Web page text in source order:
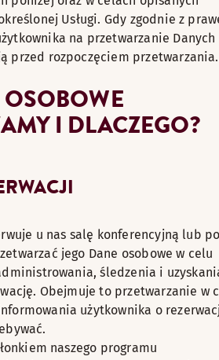
Usługi. Gdy zgodnie z
na przetwarzanie Danych
przed rozpoczęciem przetwarzania.
I DLACZEGO?
u nas salę konferencyjną lub
jego Dane osobowe w celu
śledzenia i
Obejmuje to przetwarzanie w
użytkownika o
naszego programu